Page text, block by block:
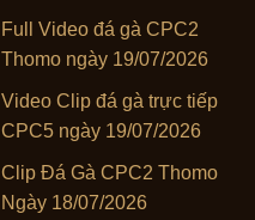
Full Video đá gà CPC2
Thomo ngày 19/07/2026
Video Clip đá gà trực tiếp
CPC5 ngày 19/07/2026
Clip Đá Gà CPC2 Thomo
Ngày 18/07/2026